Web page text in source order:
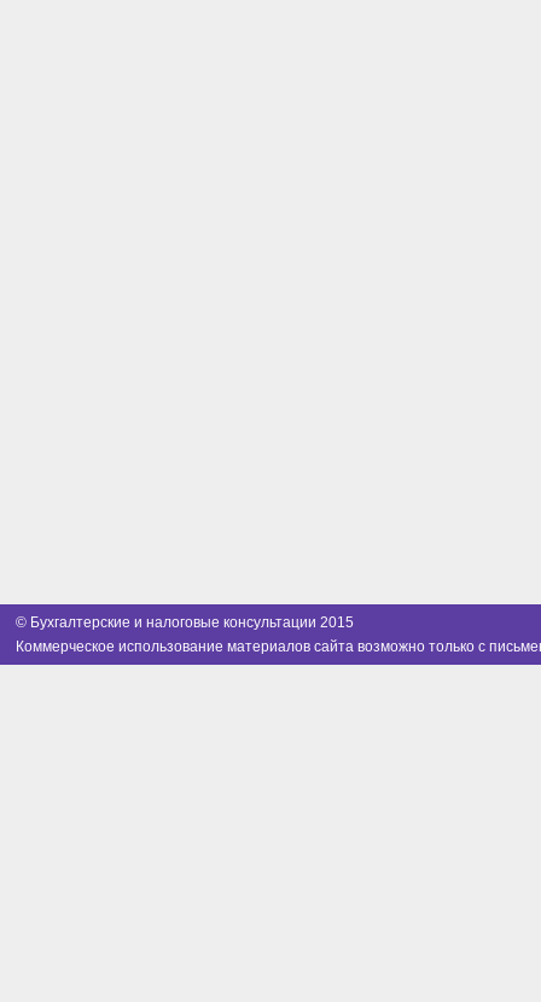
© Бухгалтерские и налоговые консультации 2015
Коммерческое использование материалов сайта возможно только с